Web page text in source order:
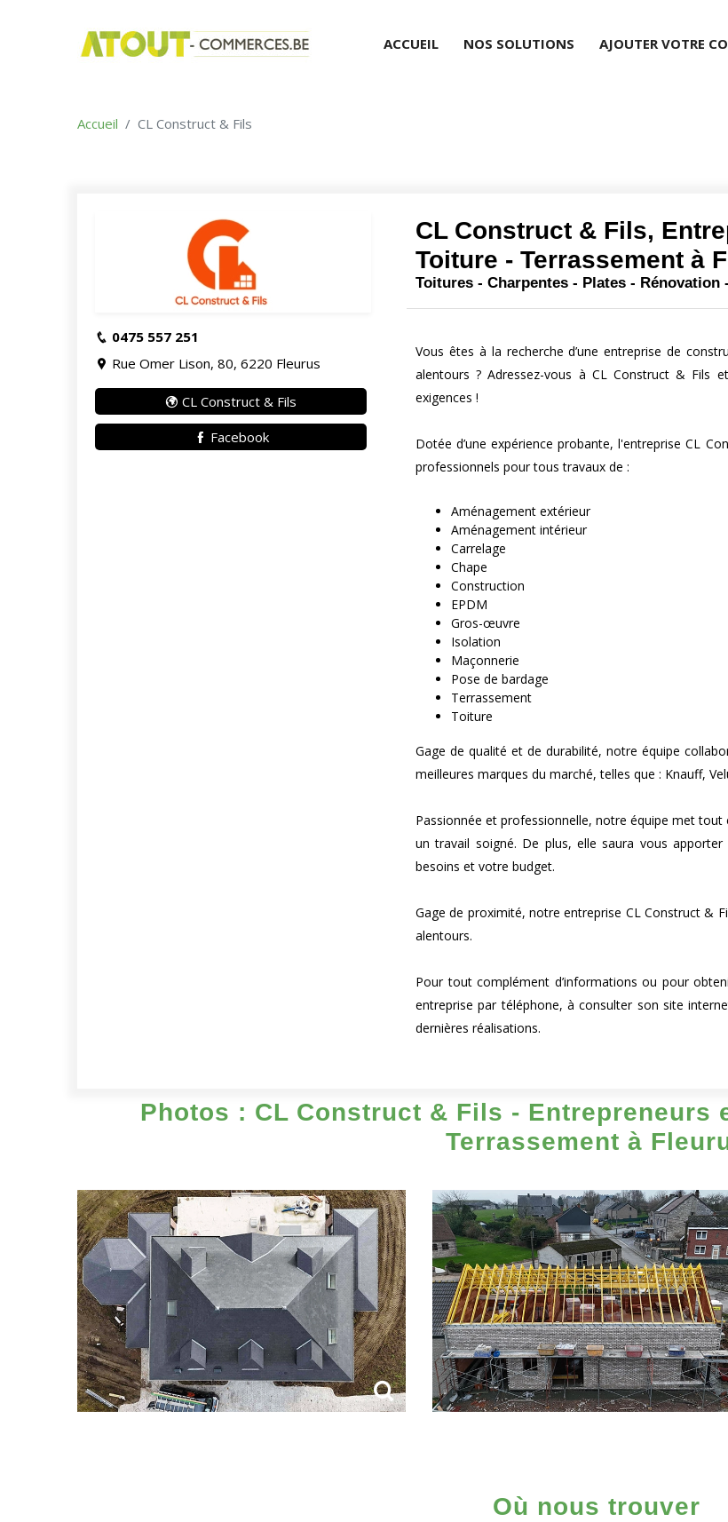
ACCUEIL NOS SOLUTIONS AJOUTER VOTRE
Accueil CL Construct & Fils
0475 557 251
Rue Omer Lison, 80, 6220 Fleurus
CL Construct & Fils
Facebook
CL Construct & Fils,
Toiture - Terrassement à
Toitures - Charpentes - Plates - Rénovation
Vous êtes à la recherche d’une entreprise de
alentours ? Adressez-vous à CL Construct & Fils
exigences !
Dotée d’une expérience probante, l'entreprise CL
professionnels pour tous travaux de :
Aménagement extérieur
Aménagement intérieur
Carrelage
Chape
Construction
EPDM
Gros-œuvre
Isolation
Maçonnerie
Pose de bardage
Terrassement
Toiture
Gage de qualité et de durabilité, notre équipe
meilleures marques du marché, telles que : Knauff,
Passionnée et professionnelle, notre équipe met
un travail soigné. De plus, elle saura vous
besoins et votre budget.
Gage de proximité, notre entreprise CL Construct &
alentours.
Pour tout complément d’informations ou pour
entreprise par téléphone, à consulter son site
dernières réalisations.
Photos : CL Construct & Fils - Entrepreneurs
Terrassement à
Où nous trouver